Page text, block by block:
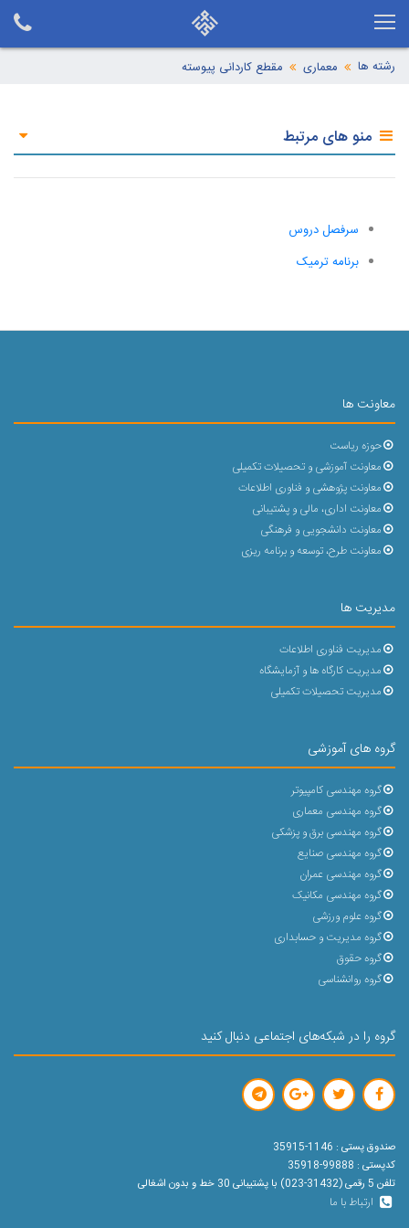
رشته ها معماری مقطع کاردانی پیوسته
منو های مرتبط
سرفصل دروس
برنامه ترمیک
معاونت ها
حوزه ریاست
معاونت آموزشی و تحصیلات تکمیلی
معاونت پژوهشی و فناوری اطلاعات
معاونت اداری، مالی و پشتیبانی
معاونت دانشجویی و فرهنگی
معاونت طرح، توسعه و برنامه ریزی
مدیریت ها
مدیریت فناوری اطلاعات
مدیریت کارگاه ها و آزمایشگاه
مدیریت تحصیلات تکمیلی
گروه های آموزشی
گروه مهندسی کامپیوتر
گروه مهندسی معماری
گروه مهندسی برق و پزشکی
گروه مهندسی صنایع
گروه مهندسی عمران
گروه مهندسی مکانیک
گروه علوم ورزشی
گروه مدیریت و حسابداری
گروه حقوق
گروه روانشناسی
گروه را در شبکه‌های اجتماعی دنبال کنید
صندوق پستی : 1146-35915
کدپستی : 99888-35918
تلفن 5 رقمی (31432-023) با پشتیبانی 30 خط و بدون اشغالی
ارتباط با ما